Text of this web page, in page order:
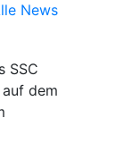
News
SSC
dem